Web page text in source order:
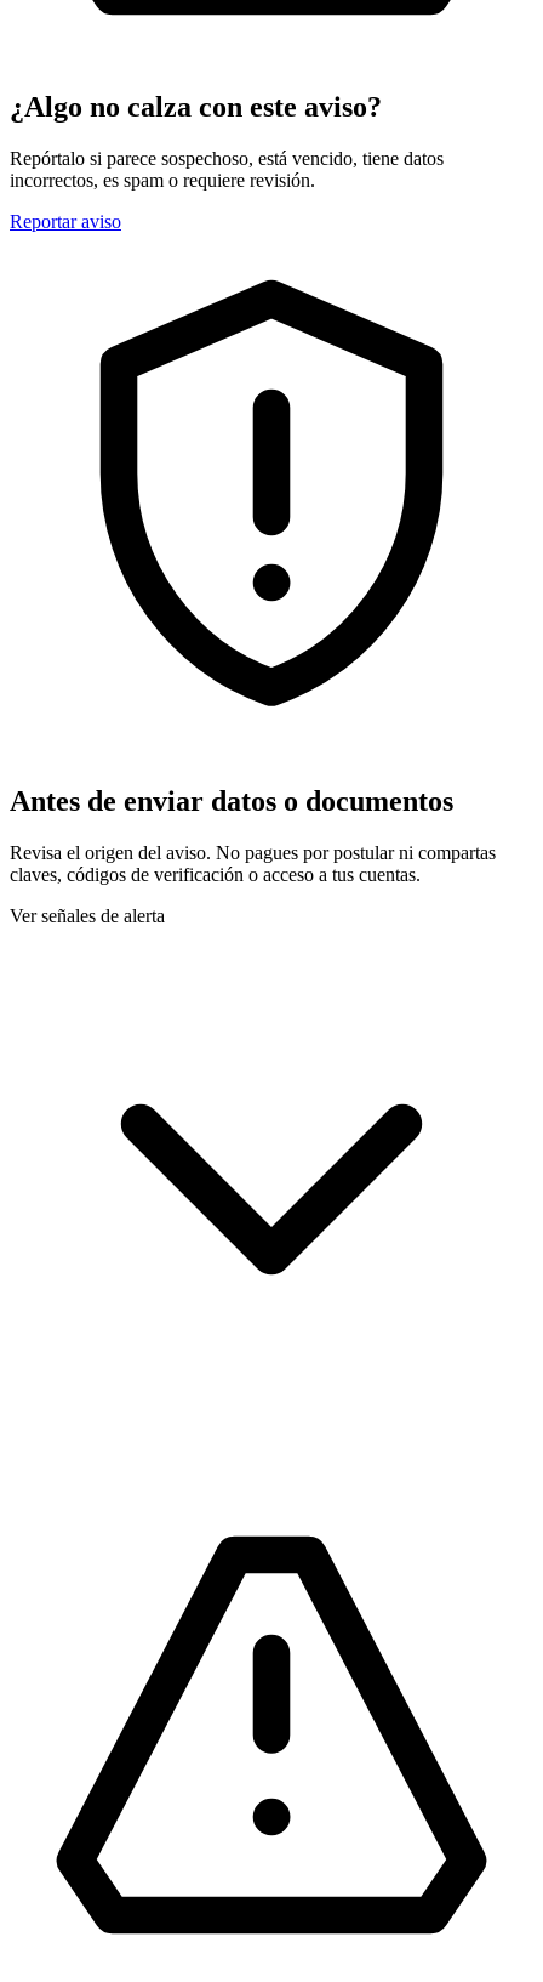
¿Algo no calza con este aviso?
Repórtalo si parece sospechoso, está vencido, tiene datos
incorrectos, es spam o requiere revisión.
Reportar aviso
Antes de enviar datos o documentos
Revisa el origen del aviso. No pagues por postular ni compartas
claves, códigos de verificación o acceso a tus cuentas.
Ver señales de alerta